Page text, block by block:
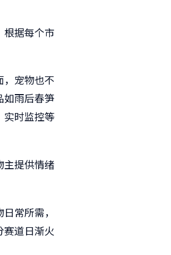
根据每个市
，宠物也不
如雨后春笋
实时监控等
主提供情绪
常所需，
赛道日渐火